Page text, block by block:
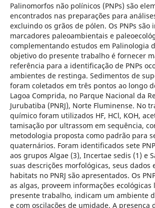
Palinomorfos não polínicos (PNPs) são
encontrados nas preparações para
excluindo os grãos de pólen. Os PNPs são
marcadores paleoambientais e
complementando estudos em Palinologia
objetivo do presente trabalho é fornecer
referência para a identificação de PNPs
ambientes de restinga. Sedimentos de
foram coletados em três pontos ao longo
Lagoa Comprida, no Parque Nacional da
Jurubatiba (PNRJ), Norte Fluminense. No
químico foram utilizados HF, HCl, KOH,
tamisação por ultrassom em sequência,
metodologia proposta como padrão para
quaternários. Foram identificados sete
aos grupos Algae (3), Incertae sedis (1) e
suas descrições morfológicas, seus dados
habitats no PNRJ são apresentados. Os
as algas, proveem informações ecológicas
presente trabalho, indicam um ambiente
e com oscilações de umidade. A presença